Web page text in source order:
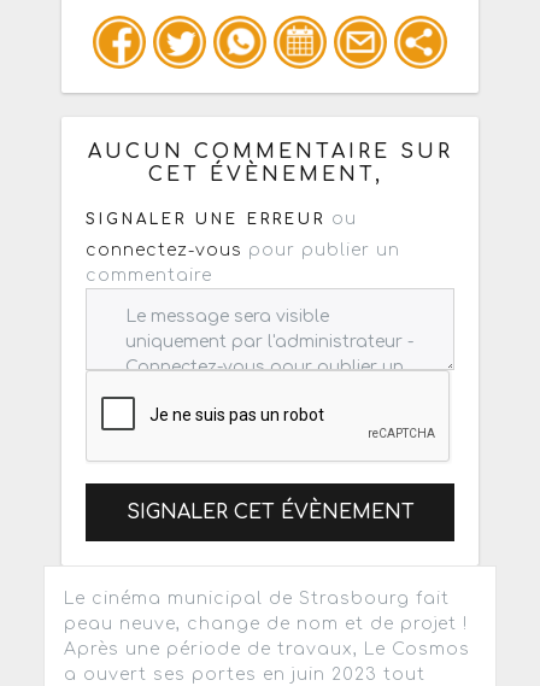
Copiez les infos ci-dessous pour un
: mail / forum / réseau social
AUCUN COMMENTAIRE SUR
CET ÉVÈNEMENT,
SIGNALER UNE ERREUR
ou
connectez-vous pour publier un
commentaire
SIGNALER CET ÉVÈNEMENT
Le cinéma municipal de Strasbourg fait
peau neuve, change de nom et de projet !
Après une période de travaux, Le Cosmos
a ouvert ses portes en juin 2023 tout